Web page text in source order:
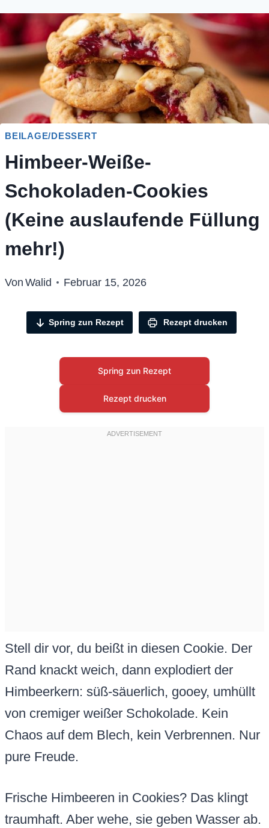
BEILAGE/DESSERT
Himbeer-Weiße-
Schokoladen-Cookies
(Keine auslaufende Füllung
mehr!)
Von Walid Februar 15, 2026
Spring zun Rezept Rezept drucken
Spring zun Rezept
Rezept drucken
Stell dir vor, du beißt in diesen Cookie. Der
Rand knackt weich, dann explodiert der
Himbeerkern: süß-säuerlich, gooey, umhüllt
von cremiger weißer Schokolade. Kein
Chaos auf dem Blech, kein Verbrennen. Nur
pure Freude.
Frische Himbeeren in Cookies? Das klingt
traumhaft. Aber wehe, sie geben Wasser ab.